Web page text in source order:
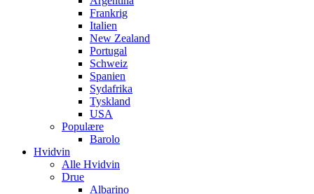
Frankrig
Italien
New Zealand
Portugal
Schweiz
Spanien
Sydafrika
Tyskland
USA
Populære
Barolo
Hvidvin
Alle Hvidvin
Drue
Albarino